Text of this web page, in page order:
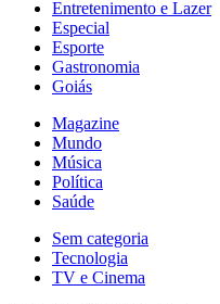
Entretenimento e Lazer
Especial
Esporte
Gastronomia
Goiás
Magazine
Mundo
Música
Política
Saúde
Sem categoria
Tecnologia
TV e Cinema